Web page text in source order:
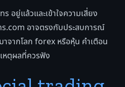
ยู่แล้วและเข้าใจความเสี่ยง
อาจตรงกับประสบการณ์
ากโลก forex หรือหุ้น คำเตือน
ตุผลที่ควรฟัง